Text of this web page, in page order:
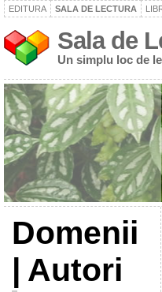
EDITURA SALA DE LECTURA
Sala de
Un simplu loc de
Domenii
| Autori